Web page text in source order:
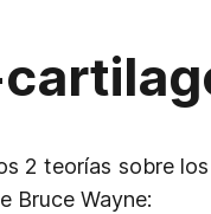
2 teorías sobre
Bruce Wayne: